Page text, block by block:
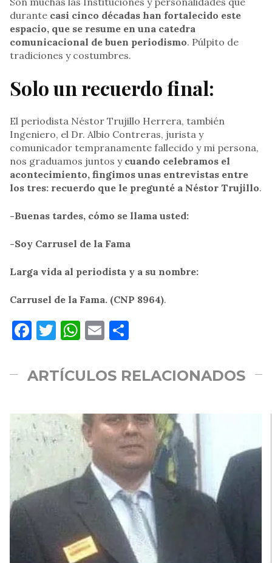
durante casi cinco décadas han fortalecido este
espacio, que se resume en una catedra
comunicacional de buen periodismo. Púlpito de
tradiciones y costumbres.
Solo un recuerdo final:
El periodista Néstor Trujillo Herrera, también
Ingeniero, el Dr. Albio Contreras, jurista y
comunicador tempranamente fallecido y mi persona,
nos graduamos juntos y cuando celebramos el
acontecimiento, fingimos unas entrevistas entre
los tres: recuerdo que le pregunté a Néstor Trujillo.
-Buenas tardes, cómo se llama usted:
-Soy Carrusel de la Fama
Larga vida al periodista y a su nombre:
Carrusel de la Fama. (CNP 8964).
Facebook
Twitter
WhatsApp
Email
ARTÍCULOS RELACIONADOS